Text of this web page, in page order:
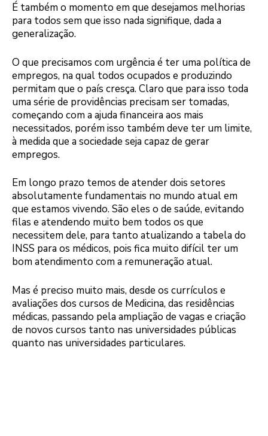
É também o momento em que desejamos melhorias
para todos sem que isso nada signifique, dada a
generalização.
O que precisamos com urgência é ter uma política de
empregos, na qual todos ocupados e produzindo
permitam que o país cresça. Claro que para isso toda
uma série de providências precisam ser tomadas,
começando com a ajuda financeira aos mais
necessitados, porém isso também deve ter um limite,
à medida que a sociedade seja capaz de gerar
empregos.
Em longo prazo temos de atender dois setores
absolutamente fundamentais no mundo atual em
que estamos vivendo. São eles o de saúde, evitando
filas e atendendo muito bem todos os que
necessitem dele, para tanto atualizando a tabela do
INSS para os médicos, pois fica muito difícil ter um
bom atendimento com a remuneração atual.
Mas é preciso muito mais, desde os currículos e
avaliações dos cursos de Medicina, das residências
médicas, passando pela ampliação de vagas e criação
de novos cursos tanto nas universidades públicas
quanto nas universidades particulares.